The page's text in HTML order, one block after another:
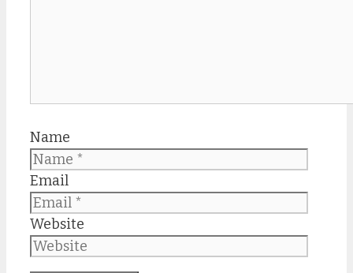
Name
Email
Website